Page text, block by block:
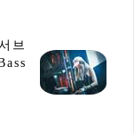
브